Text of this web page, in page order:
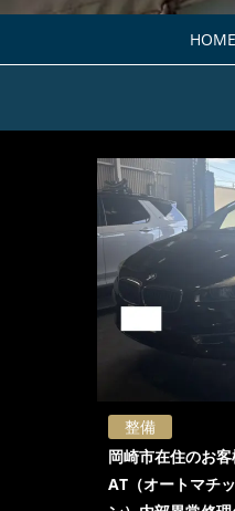
HOME
整備
岡崎市在住のお
AT（オートマチ